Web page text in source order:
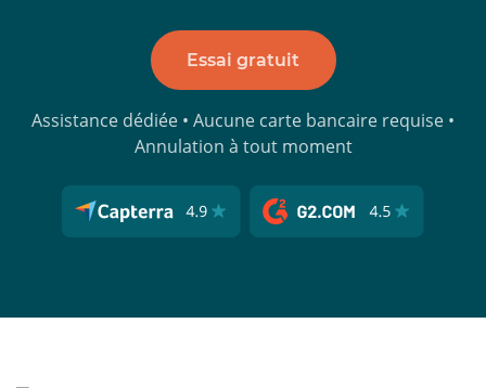
Essai gratuit
Assistance dédiée • Aucune carte bancaire requise •
Annulation à tout moment